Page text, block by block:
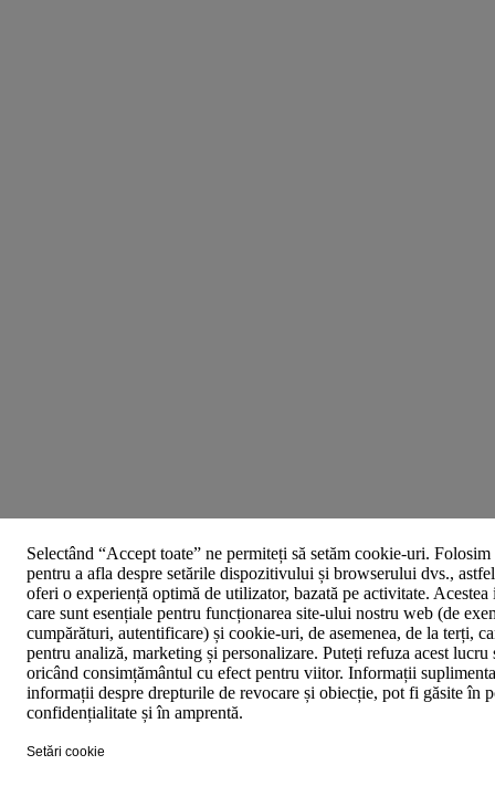
Selectând “Accept toate” ne permiteți să setăm cookie-uri.
pentru a afla despre setările dispozitivului și browserului dvs.,
oferi o experiență optimă de utilizator, bazată pe activitate.
care sunt esențiale pentru funcționarea site-ului nostru web (de
cumpărături, autentificare) și cookie-uri, de asemenea, de la terți,
pentru analiză, marketing și personalizare. Puteți refuza acest
oricând consimțământul cu efect pentru viitor. Informații
informații despre drepturile de revocare și obiecție, pot fi găsite în
confidențialitate și în amprentă.
Setări cookie